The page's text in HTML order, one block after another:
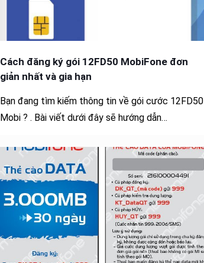
Cách đăng ký gói 12FD50 MobiFone đơn
giản nhất và gia hạn
Bạn đang tìm kiếm thông tin về gói cước 12FD50
Mobi ? . Bài viết dưới đây sẽ hướng dẫn…